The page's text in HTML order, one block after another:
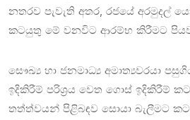
නතරව පැවැති අතර, රජයේ අරමුදල්
කටයුතු මේ වනවිට ආරම්භ කිරීමට
සෞඛ්‍ය හා ජනමාධ්‍ය අමාත්‍යවරයා
ඉදිකිරීම් පරිශ්‍රය වෙත ගොස් ඉදිකිරීම්
තත්ත්වයන් පිළිබඳව සොයා බැලීමට